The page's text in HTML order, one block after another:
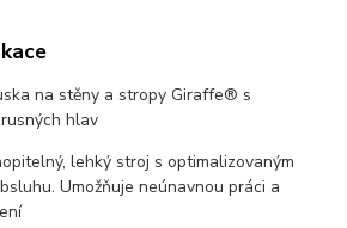
na stěny a stropy Giraffe® s
hlav
lehký stroj s optimalizovaným
Umožňuje neúnavnou práci a